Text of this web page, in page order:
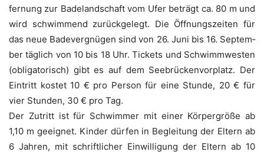
fer­nung zur Bade­land­schaft vom Ufer beträgt ca. 80 m und
wird schwim­mend zurück­ge­legt. Die Öff­nungs­zei­ten für
das neue Bade­ver­gnü­gen sind von 26. Juni bis 16. Sep­tem­
ber täg­lich von 10 bis 18 Uhr. Tickets und Schwimm­wes­ten
(obli­ga­to­risch) gibt es auf dem See­brü­cken­vor­platz. Der
Ein­tritt kos­tet 10 € pro Per­son für eine Stun­de, 20 € für
vier Stun­den, 30 € pro Tag.
Der Zutritt ist für Schwim­mer mit einer Kör­per­grö­ße ab
1,10 m geeig­net. Kin­der dür­fen in Beglei­tung der Eltern ab
6 Jah­ren, mit schrift­li­cher Ein­wil­li­gung der Eltern ab 10